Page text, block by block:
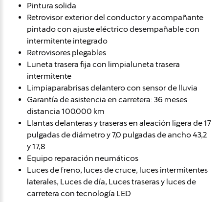
Pintura solida
Retrovisor exterior del conductor y acompañante
pintado con ajuste eléctrico desempañable con
intermitente integrado
Retrovisores plegables
Luneta trasera fija con limpialuneta trasera
intermitente
Limpiaparabrisas delantero con sensor de lluvia
Garantía de asistencia en carretera: 36 meses
distancia 100.000 km
Llantas delanteras y traseras en aleación ligera de 17
pulgadas de diámetro y 7,0 pulgadas de ancho 43,2
y 17,8
Equipo reparación neumáticos
Luces de freno, luces de cruce, luces intermitentes
laterales, Luces de día, Luces traseras y luces de
carretera con tecnología LED